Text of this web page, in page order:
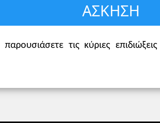
ΑΣΚΗΣΗ
τις κύριες